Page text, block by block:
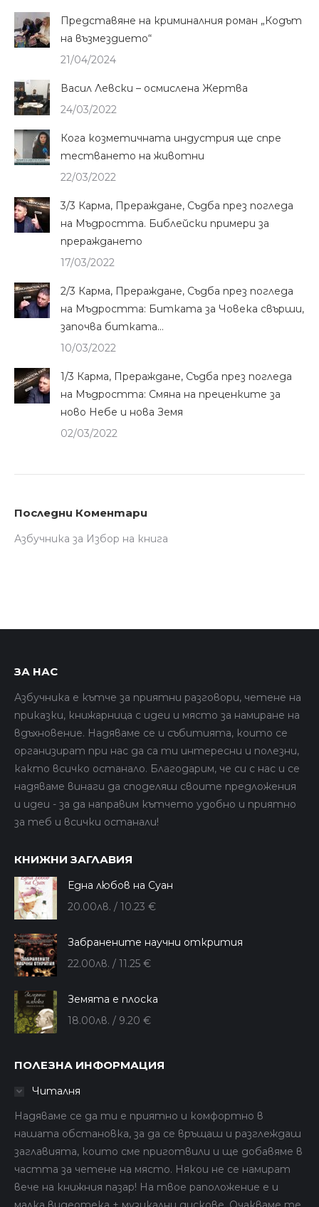
Представяне на криминалния роман „Кодът
на възмездието“
21/04/2024
Васил Левски – осмислена Жертва
24/03/2022
Кога козметичната индустрия ще спре
тестването на животни
22/03/2022
3/3 Карма, Прераждане, Съдба през погледа
на Мъдростта. Библейски примери за
прераждането
17/03/2022
2/3 Карма, Прераждане, Съдба през погледа
на Мъдростта: Битката за Човека свърши,
започва битката…
10/03/2022
1/3 Карма, Прераждане, Съдба през погледа
на Мъдростта: Смяна на преценките за
ново Небе и нова Земя
02/03/2022
Последни Коментари
Азбучника за Избор на книга
ЗА НАС
Азбучника е кътче за приятни разговори, четене на
приказки, книжарница с идеи и място за намиране на
вдъхновение. Надяваме се и събитията, които се
организират при нас да са ти интересни и полезни,
както всичко останало. Благодарим, че си с нас и се
надяваме винаги да споделяш своите предложения
и идеи - за да направим кътчето удобно и приятно
за теб и всички останали!
КНИЖНИ ЗАГЛАВИЯ
Една любов на Суан
20.00лв. / 10.23 €
Забранените научни открития
22.00лв. / 11.25 €
Земята е плоска
18.00лв. / 9.20 €
ПОЛЕЗНА ИНФОРМАЦИЯ
Читалня
Надяваме се да ти е приятно и комфортно в
нашата обстановка, за да се връщаш и разглеждаш
заглавията, които сме приготвили и ще добавяме в
частта за четене на място. Някои не се намират
вече на книжния пазар! На твое раположение е и